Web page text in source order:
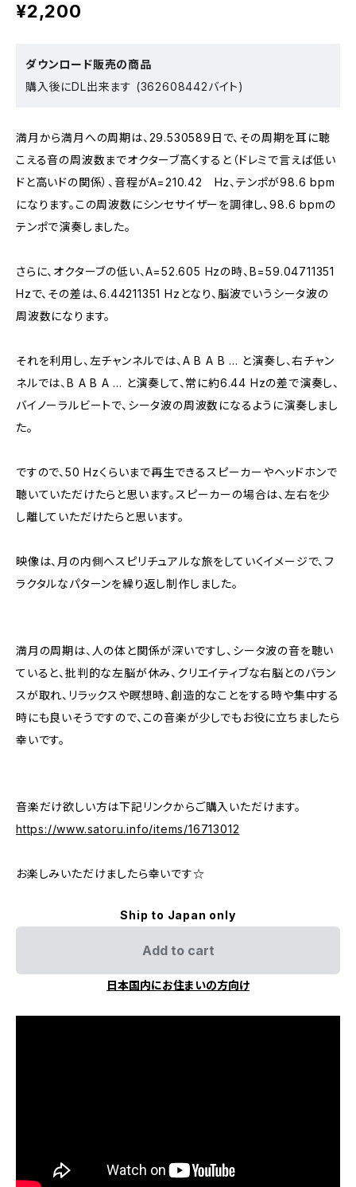
¥2,200
ダウンロード販売の商品
購入後にDL出来ます (362608442バイト)
満月から満月への周期は、29.530589日で、その周期を耳に聴
こえる音の周波数までオクターブ高くすると（ドレミで言えば低い
ドと高いドの関係）、音程がA=210.42 Hz、テンポが98.6 bpm
になります。この周波数にシンセサイザーを調律し、98.6 bpmの
テンポで演奏しました。
さらに、オクターブの低い、A=52.605 Hzの時、B=59.04711351
Hzで、その差は、6.44211351 Hzとなり、脳波でいうシータ波の
周波数になります。
それを利用し、左チャンネルでは、A B A B ... と演奏し、右チャン
ネルでは、B A B A ... と演奏して、常に約6.44 Hzの差で演奏し、
バイノーラルビートで、シータ波の周波数になるように演奏しまし
た。
ですので、50 Hzくらいまで再生できるスピーカーやヘッドホンで
聴いていただけたらと思います。スピーカーの場合は、左右を少
し離していただけたらと思います。
映像は、月の内側へスピリチュアルな旅をしていくイメージで、フ
ラクタルなパターンを繰り返し制作しました。
満月の周期は、人の体と関係が深いですし、シータ波の音を聴い
ていると、批判的な左脳が休み、クリエイティブな右脳とのバラン
スが取れ、リラックスや瞑想時、創造的なことをする時や集中する
時にも良いそうですので、この音楽が少しでもお役に立ちましたら
幸いです。
音楽だけ欲しい方は下記リンクからご購入いただけます。
https://www.satoru.info/items/16713012
お楽しみいただけましたら幸いです☆
Ship to Japan only
Add to cart
日本国内にお住まいの方向け